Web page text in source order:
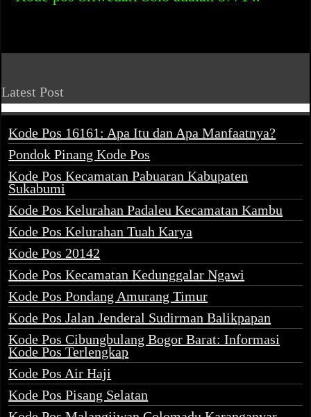
Latest Post
Kode Pos 16161: Apa Itu dan Apa Manfaatnya?
Pondok Pinang Kode Pos
Kode Pos Kecamatan Pabuaran Kabupaten
Sukabumi
Kode Pos Kelurahan Padaleu Kecamatan Kambu
Kode Pos Kelurahan Tuah Karya
Kode Pos 20142
Kode Pos Kecamatan Kedunggalar Ngawi
Kode Pos Pondang Amurang Timur
Kode Pos Jalan Jenderal Sudirman Balikpapan
Kode Pos Cibungbulang Bogor Barat: Informasi
Kode Pos Terlengkap
Kode Pos Air Haji
Kode Pos Pisang Selatan